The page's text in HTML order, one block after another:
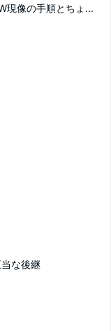
現像の手順とちょ...
な後継